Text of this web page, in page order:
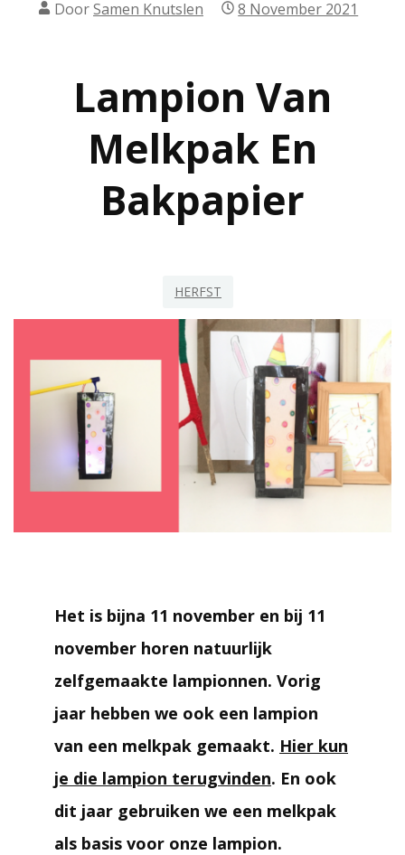
DoorSamen Knutslen 8 November 2021
Lampion Van
Melkpak En
Bakpapier
HERFST
Het is bijna 11 november en bij 11
november horen natuurlijk
zelfgemaakte lampionnen. Vorig
jaar hebben we ook een lampion
van een melkpak gemaakt. Hier kun
je die lampion terugvinden. En ook
dit jaar gebruiken we een melkpak
als basis voor onze lampion.